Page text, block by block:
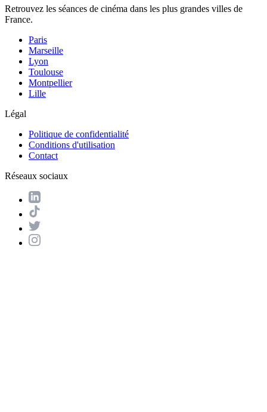
Retrouvez les séances de cinéma dans les plus grandes villes de
France.
Paris
Marseille
Lyon
Toulouse
Montpellier
Lille
Légal
Politique de confidentialité
Conditions d'utilisation
Contact
Réseaux sociaux